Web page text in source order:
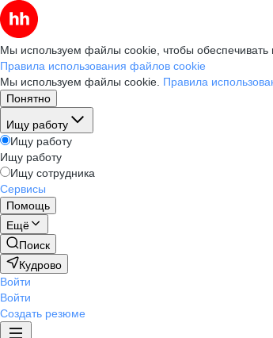
Мы используем файлы cookie, чтобы обеспечивать
Правила использования файлов cookie
Мы используем файлы cookie. Правила
Понятно
Ищу работу
Ищу работу
Ищу работу
Ищу сотрудника
Сервисы
Помощь
Ещё
Поиск
Кудрово
Войти
Войти
Создать резюме